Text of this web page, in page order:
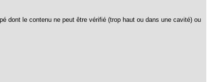
dont le contenu ne peut être vérifié (trop haut ou dans une cavité) ou